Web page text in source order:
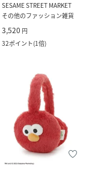
SESAME STREET MARKET
その他のファッション雑貨
3,520 円
32ポイント(1倍)